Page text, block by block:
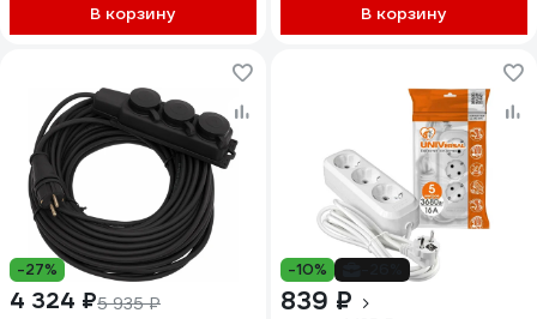
В корзину В корзину
-27%
4 324 ₽5 935 ₽
-10%
839 ₽